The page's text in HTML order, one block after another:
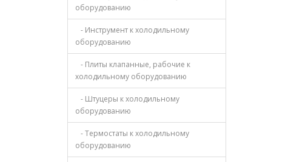
оборудованию
- Инструмент к холодильному
оборудованию
- Плиты клапанные, рабочие к
холодильному оборудованию
- Штуцеры к холодильному
оборудованию
- Термостаты к холодильному
оборудованию